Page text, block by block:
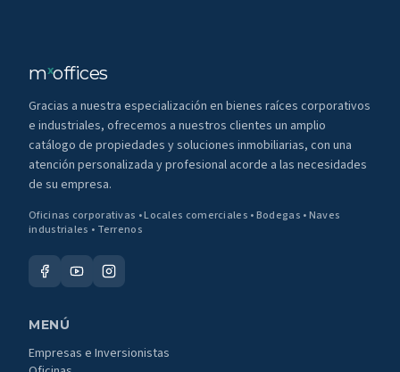
mxoffices
Gracias a nuestra especialización en bienes raíces corporativos
e industriales, ofrecemos a nuestros clientes un amplio
catálogo de propiedades y soluciones inmobiliarias, con una
atención personalizada y profesional acorde a las necesidades
de su empresa.
Oficinas corporativas • Locales comerciales • Bodegas • Naves
industriales • Terrenos
MENÚ
Empresas e Inversionistas